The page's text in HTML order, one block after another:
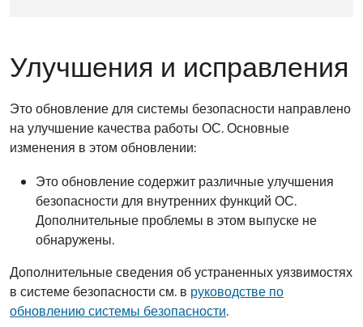
Улучшения и исправления
Это обновление для системы безопасности направлено
на улучшение качества работы ОС. Основные
изменения в этом обновлении:
Это обновление содержит различные улучшения
безопасности для внутренних функций ОС.
Дополнительные проблемы в этом выпуске не
обнаружены.
Дополнительные сведения об устраненных уязвимостях
в системе безопасности см. в руководстве по
обновлению системы безопасности.